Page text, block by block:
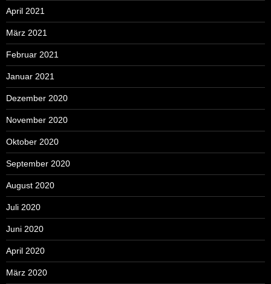
April 2021
März 2021
Februar 2021
Januar 2021
Dezember 2020
November 2020
Oktober 2020
September 2020
August 2020
Juli 2020
Juni 2020
April 2020
März 2020